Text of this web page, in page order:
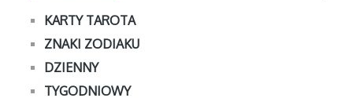
KARTY TAROTA
ZNAKI ZODIAKU
DZIENNY
TYGODNIOWY